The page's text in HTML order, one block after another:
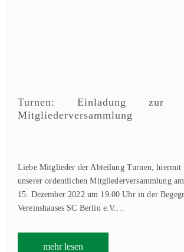
Turnen: Einladung zur
Mitgliederversammlung
Liebe Mitglieder der Abteilung Turnen, hiermit
unserer ordentlichen Mitgliederversammlung
15. Dezember 2022 um 19.00 Uhr in der
Vereinshauses SC Berlin e.V.…
mehr lesen